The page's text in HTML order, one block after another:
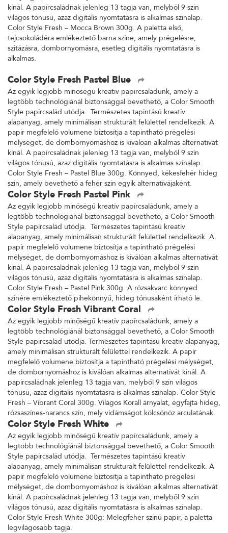
kínál. A papírcsaládnak jelenleg 13 tagja van, melyből 9 szín
világos tónusú, azaz digitális nyomtatásra is alkalmas színalap.
Color Style Fresh – Mocca Brown 300g. A paletta első,
tejcsokoládéra emlékeztető barna színe, amely prégelésre,
szitázásra, dombornyomásra, esetleg digitális nyomtatásra is
alkalmas.
Color Style Fresh Pastel Blue
Az egyik legjobb minőségű kreatív papírcsaládunk, amely a
legtöbb technológiánál biztonsággal bevethető, a Color Smooth
Style papírcsalád utódja. Természetes tapintású kreatív
alapanyag, amely minimálisan strukturált felülettel rendelkezik. A
papír megfelelő volumene biztosítja a tapintható prégelési
mélységet, de dombornyomáshoz is kiválóan alkalmas alternatívát
kínál. A papírcsaládnak jelenleg 13 tagja van, melyből 9 szín
világos tónusú, azaz digitális nyomtatásra is alkalmas színalap.
Color Style Fresh – Pastel Blue 300g. Könnyed, kékesfehér hideg
szín, amely bevethető a fehér szín egyik alternatívájaként.
Color Style Fresh Pastel Pink
Az egyik legjobb minőségű kreatív papírcsaládunk, amely a
legtöbb technológiánál biztonsággal bevethető, a Color Smooth
Style papírcsalád utódja. Természetes tapintású kreatív
alapanyag, amely minimálisan strukturált felülettel rendelkezik. A
papír megfelelő volumene biztosítja a tapintható prégelési
mélységet, de dombornyomáshoz is kiválóan alkalmas alternatívát
kínál. A papírcsaládnak jelenleg 13 tagja van, melyből 9 szín
világos tónusú, azaz digitális nyomtatásra is alkalmas színalap.
Color Style Fresh – Pastel Pink 300g. A rózsakvarc könnyed
színére emlékeztető pihekönnyű, hideg tónusaként írható le.
Color Style Fresh Vibrant Coral
Az egyik legjobb minőségű kreatív papírcsaládunk, amely a
legtöbb technológiánál biztonsággal bevethető, a Color Smooth
Style papírcsalád utódja. Természetes tapintású kreatív alapanyag,
amely minimálisan strukturált felülettel rendelkezik. A papír
megfelelő volumene biztosítja a tapintható prégelési mélységet,
de dombornyomáshoz is kiválóan alkalmas alternatívát kínál. A
papírcsaládnak jelenleg 13 tagja van, melyből 9 szín világos
tónusú, azaz digitális nyomtatásra is alkalmas színalap. Color Style
Fresh – Vibrant Coral 300g. Világos Korall árnyalat, egyfajta hideg,
rózsaszínes-narancs szín, mely vidámságot kölcsönöz arculatának.
Color Style Fresh White
Az egyik legjobb minőségű kreatív papírcsaládunk, amely a
legtöbb technológiánál biztonsággal bevethető, a Color Smooth
Style papírcsalád utódja. Természetes tapintású kreatív
alapanyag, amely minimálisan strukturált felülettel rendelkezik. A
papír megfelelő volumene biztosítja a tapintható prégelési
mélységet, de dombornyomáshoz is kiválóan alkalmas alternatívát
kínál. A papírcsaládnak jelenleg 13 tagja van, melyből 9 szín
világos tónusú, azaz digitális nyomtatásra is alkalmas színalap.
Color Style Fresh White 300g: Melegfehér színű papír, a paletta
legvilágosabb tagja.